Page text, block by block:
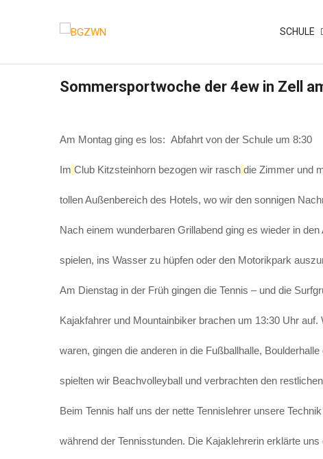
SCHULE
Sommersportwoche der 4ew in Zell
Am Montag ging es los: Abfahrt von der Schule um 8:30
Im Club Kitzsteinhorn bezogen wir rasch die Zimmer und
tollen Außenbereich des Hotels, wo wir den sonnigen
Nach einem wunderbaren Grillabend ging es wieder in
spielen, ins Wasser zu hüpfen oder den Motorikpark
Am Dienstag in der Früh gingen die Tennis – und die
Kajakfahrer und Mountainbiker brachen um 13:30 Uhr
waren, gingen die anderen in die Fußballhalle,
spielten wir Beachvolleyball und verbrachten den
Beim Tennis half uns der nette Tennislehrer unsere
während der Tennisstunden. Die Kajaklehrerin erklärte